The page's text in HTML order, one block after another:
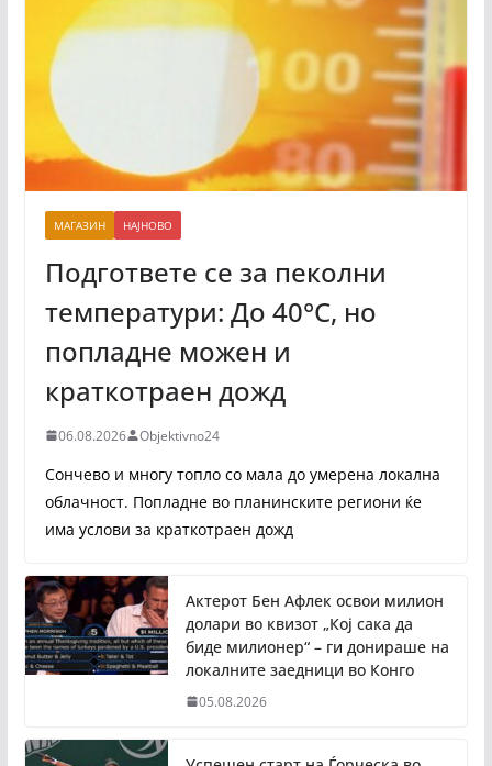
МАГАЗИН НАЈНОВО
Подгответе се за пеколни
температури: До 40°C, но
попладне можен и
краткотраен дожд
06.08.2026 Objektivno24
Сончево и многу топло со мала до умерена локална
облачност. Попладне во планинските региони ќе
има услови за краткотраен дожд
Актерот Бен Афлек освои милион
долари во квизот „Кој сака да
биде милионер“ – ги донираше на
локалните заедници во Конго
05.08.2026